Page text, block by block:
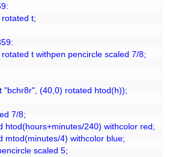
t;
t withpen pencircle scaled 7/8;
"bchr8r", (40,0) rotated htod(h));
7/8;
htod(hours+minutes/240) withcolor red;
mtod(minutes/4) withcolor blue;
scaled 5;